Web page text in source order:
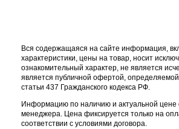
Вся содержащаяся на сайте информация,
характеристики, цены на товар, носит
ознакомительный характер, не является
является публичной офертой,
статьи 437 Гражданского кодекса РФ.
Информацию по наличию и актуальной цене
менеджера. Цена фиксируется только на
соответствии с условиями договора.